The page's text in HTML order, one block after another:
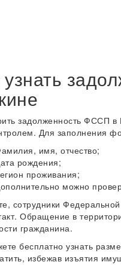
узнать
задолженность ФССП в
Для заполнения
имя, отчество;
рождения;
проживания;
можно
сотрудники
Обращение в
гражданина.
бесплатно узнать
избежав изъятия